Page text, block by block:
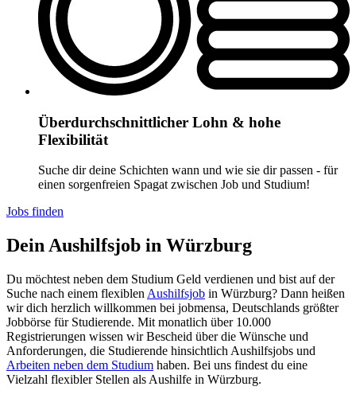
Überdurchschnittlicher Lohn & hohe
Flexibilität
Suche dir deine Schichten wann und wie sie dir passen - für
einen sorgenfreien Spagat zwischen Job und Studium!
Jobs finden
Dein Aushilfsjob in Würzburg
Du möchtest neben dem Studium Geld verdienen und bist auf der
Suche nach einem flexiblen Aushilfsjob in Würzburg? Dann heißen
wir dich herzlich willkommen bei jobmensa, Deutschlands größter
Jobbörse für Studierende. Mit monatlich über 10.000
Registrierungen wissen wir Bescheid über die Wünsche und
Anforderungen, die Studierende hinsichtlich Aushilfsjobs und
Arbeiten neben dem Studium haben. Bei uns findest du eine
Vielzahl flexibler Stellen als Aushilfe in Würzburg.